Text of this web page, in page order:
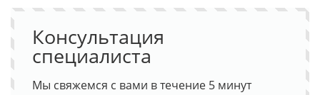
Консультация
специалиста
Мы свяжемся с вами в течение 5 минут